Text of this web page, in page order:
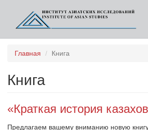
Перейти
содержанию
Главная Книга
Книга
«Краткая история
Предлагаем вашему вниманию новую